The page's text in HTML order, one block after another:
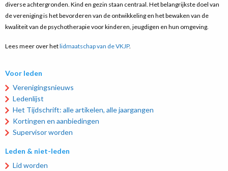
diverse achtergronden. Kind en gezin staan centraal. Het belangrijkste doel van
de vereniging is het bevorderen van de ontwikkeling en het bewaken van de
kwaliteit van de psychotherapie voor kinderen, jeugdigen en hun omgeving.
Lees meer over hetlidmaatschap van de VKJP.
Voor leden
Verenigingsnieuws
Ledenlijst
Het Tijdschrift: alle artikelen, alle jaargangen
Kortingen en aanbiedingen
Supervisor worden
Leden & niet-leden
Lid worden